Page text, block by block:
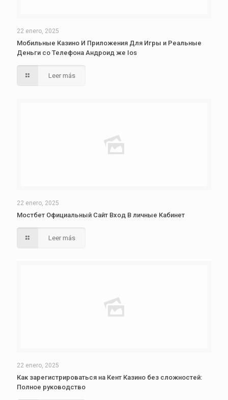
22 enero, 2025
Мобильные Казино И Приложения Для Игры и Реальные
Деньги со Телефона Андроид же Ios
Leer más
22 enero, 2025
Мостбет Официальный Сайт Вход В личные Кабинет
Leer más
22 enero, 2025
Как зарегистрироваться на Кент Казино без сложностей:
Полное руководство